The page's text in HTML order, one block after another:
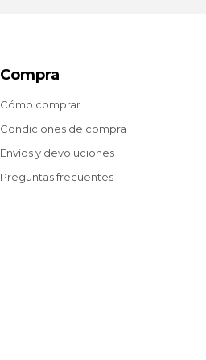
Compra
Cómo comprar
Condiciones de compra
Envíos y devoluciones
Preguntas frecuentes